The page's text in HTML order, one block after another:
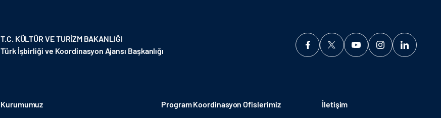
T.C. KÜLTÜR VE TURİZM BAKANLIĞI
Türk İşbirliği ve Koordinasyon Ajansı Başkanlığı
Kurumumuz Program Koordinasyon Ofislerimiz İletişim